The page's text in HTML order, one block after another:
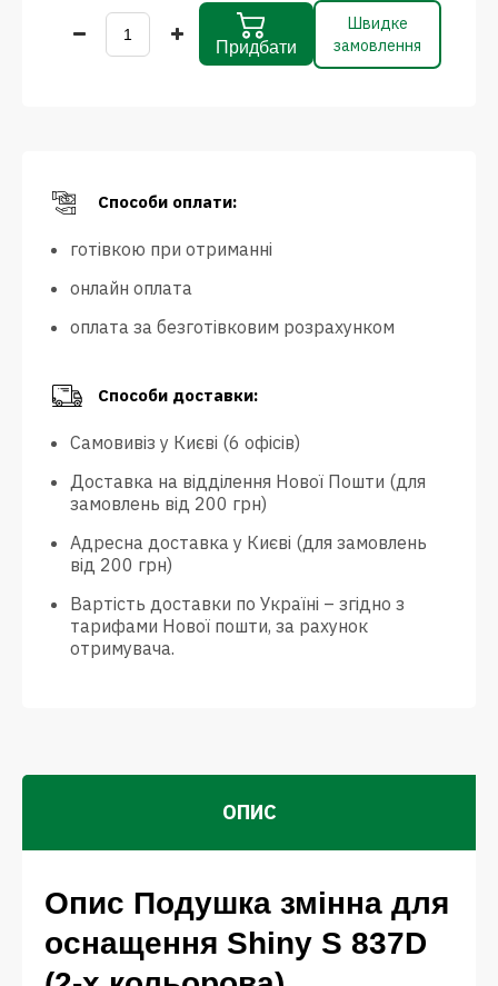
Придбати
Швидке
замовлення
Способи оплати:
готівкою при отриманні
онлайн оплата
оплата за безготівковим розрахунком
Способи доставки:
Самовивіз у Києві (6 офісів)
Доставка на відділення Нової Пошти (для
замовлень від 200 грн)
Адресна доставка у Києві (для замовлень
від 200 грн)
Вартість доставки по Україні – згідно з
тарифами Нової пошти, за рахунок
отримувача.
ОПИС
Опис Подушка змінна для
оснащення Shiny S 837D